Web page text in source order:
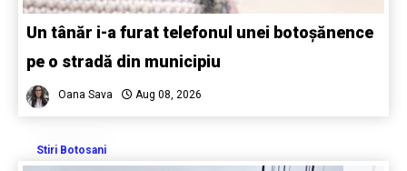
Un tânăr i-a furat telefonul unei botoșănence
pe o stradă din municipiu
Oana Sava Aug 08, 2026
Stiri Botosani